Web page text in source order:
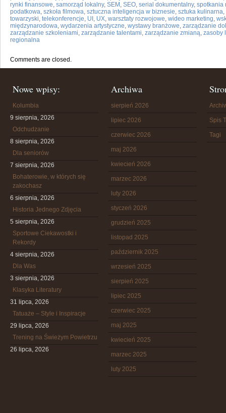
rynki finansowe, samorząd lokalny, SEM , SEO, serial dokumentalny, spotkania
podatkowa, szkoła filmowa, sztuczna inteligencja w biznesie, sztuka kulinarna,
towarzyski, telekonferencje, UI , UX, warsztaty rozwojowe, wideo marketing,
międzynarodowa, wydarzenia artystyczne, wystawy branżowe, zarządzanie
zarządzanie szkoleniami, zarządzanie talentami, zarządzanie zmianą, zasoby
regionalna
Comments are closed.
Nowe wpisy:
Kolumbia
9 sierpnia, 2026
Odchudzanie
8 sierpnia, 2026
Dla seniorów
7 sierpnia, 2026
Bohaterowie, w których się
zakochasz
6 sierpnia, 2026
Historia Jednego Zdjęcia
5 sierpnia, 2026
Sportowe Ciekawostki i
Rekordy
4 sierpnia, 2026
Dla Was
3 sierpnia, 2026
Klasyka Literatury
31 lipca, 2026
Tatuaże – Style i Inspiracje
29 lipca, 2026
Trening na Świeżym Powietrzu
26 lipca, 2026
Archiwa
sierpień 2026
lipiec 2026
czerwiec 2026
maj 2026
kwiecień 2026
marzec 2026
luty 2026
styczeń 2026
grudzień 2025
listopad 2025
październik 2025
wrzesień 2025
sierpień 2025
lipiec 2025
czerwiec 2025
maj 2025
kwiecień 2025
marzec 2025
luty 2025
Spis
Tagi